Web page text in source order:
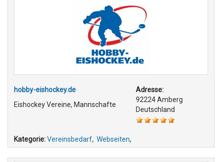
hobby-eishockey.de
Eishockey Vereine, Mannschafte
Adresse:
92224 Amberg
Deutschland
Kategorie:Vereinsbedarf, Webseiten,